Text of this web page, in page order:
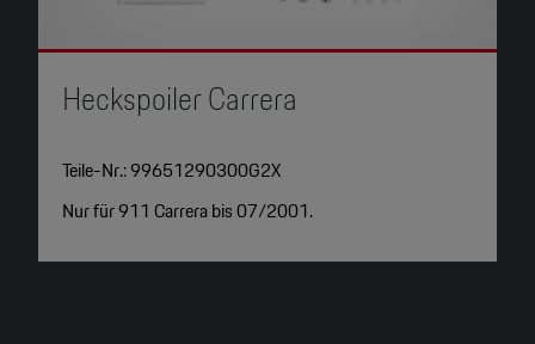
Heckspoiler Carrera
Teile-Nr.: 99651290300G2X
Nur für 911 Carrera bis 07/2001.